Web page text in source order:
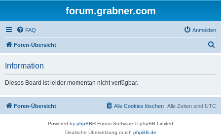
forum.grabner.com
FAQ Anmelden
Foren-Übersicht
Information
Dieses Board ist leider momentan nicht verfügbar.
Foren-Übersicht Alle Zeiten sind UTC
Alle Cookies löschen
Powered by phpBB® Forum Software © phpBB Limited
Deutsche Übersetzung durch phpBB.de